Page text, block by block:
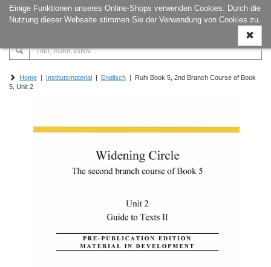
Einige Funktionen unseres Online-Shops verwenden Cookies. Durch die
Nutzung dieser Webseite stimmen Sie der Verwendung von Cookies zu.
ein-/
Home | Institutsmaterial | Englisch | Ruhi Book 5, 2nd Branch Course of Book
5, Unit 2